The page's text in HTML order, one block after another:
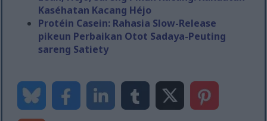
Kaséhatan Kacang Héjo
Protéin Casein: Rahasia Slow-Release
pikeun Perbaikan Otot Sadaya-Peuting
sareng Satiety